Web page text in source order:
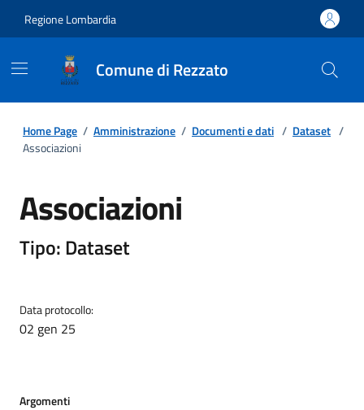
Regione Lombardia
Comune di Rezzato
Home Page / Amministrazione / Documenti e dati / Dataset /
Associazioni
Associazioni
Tipo: Dataset
Data protocollo:
02 gen 25
Argomenti